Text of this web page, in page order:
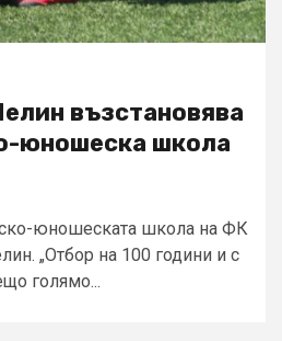
възстановява
юношеска школа
юношеската школа на ФК
„Отбор на 100 години и с
голямо...